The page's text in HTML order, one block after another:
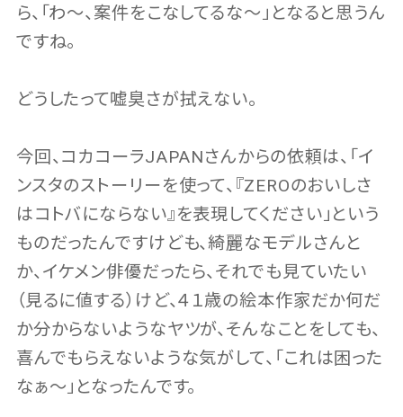
ら、「わ〜、案件をこなしてるな〜」となると思うん
ですね。
どうしたって嘘臭さが拭えない。
今回、コカコーラJAPANさんからの依頼は、「イ
ンスタのストーリーを使って、『ZEROのおいしさ
はコトバにならない』を表現してください」という
ものだったんですけども、綺麗なモデルさんと
か、イケメン俳優だったら、それでも見ていたい
（見るに値する）けど、４１歳の絵本作家だか何だ
か分からないようなヤツが、そんなことをしても、
喜んでもらえないような気がして、「これは困った
なぁ〜」となったんです。